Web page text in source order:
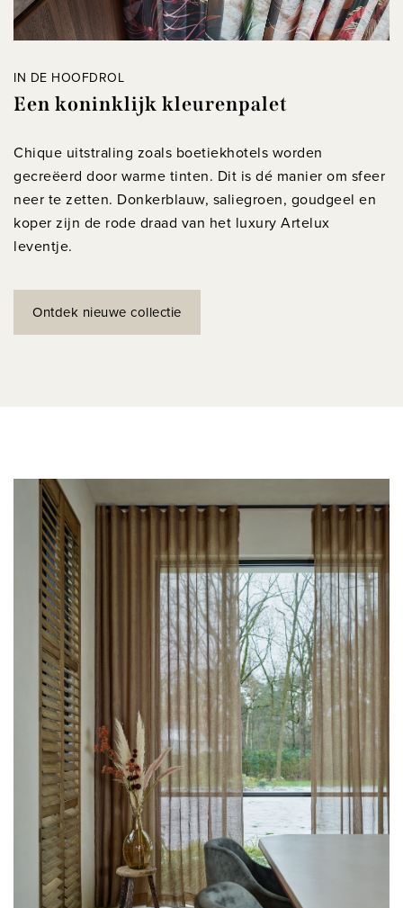
IN DE HOOFDROL
Een koninklijk kleurenpalet
Chique uitstraling zoals boetiekhotels worden
gecreëerd door warme tinten. Dit is dé manier om sfeer
neer te zetten. Donkerblauw, saliegroen, goudgeel en
koper zijn de rode draad van het luxury Artelux
leventje.
Ontdek nieuwe collectie